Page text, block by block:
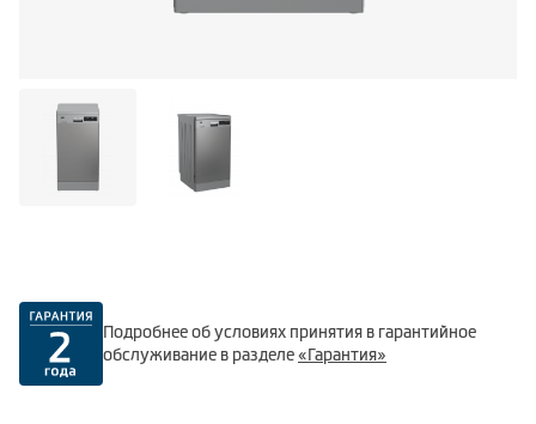
Подробнее об условиях принятия в гарантийное
обслуживание в разделе«Гарантия»